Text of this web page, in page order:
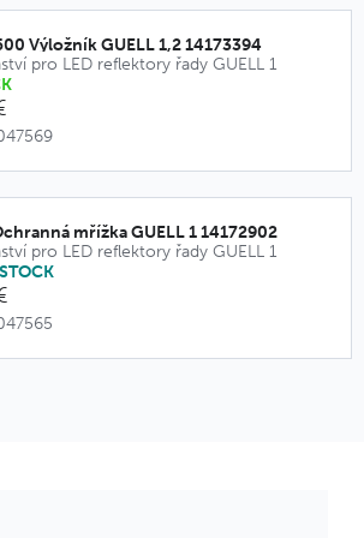
Výložník GUELL 1,2 14173394
pro LED reflektory řady GUELL 1
mřížka GUELL 1 14172902
pro LED reflektory řady GUELL 1